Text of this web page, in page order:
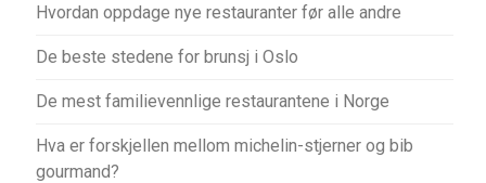
Hvordan oppdage nye restauranter før alle andre
De beste stedene for brunsj i Oslo
De mest familievennlige restaurantene i Norge
Hva er forskjellen mellom michelin-stjerner og bib
gourmand?